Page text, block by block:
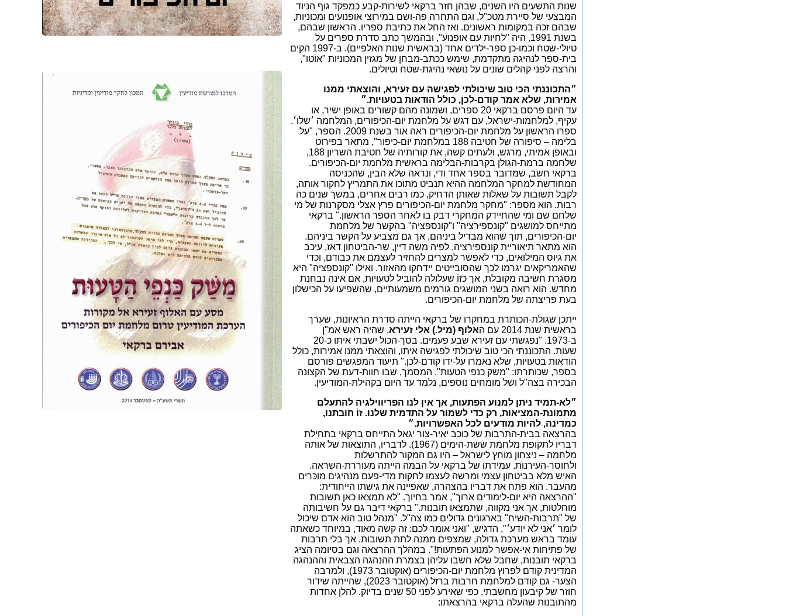
שנות התשעים היו השנים, שבהן חזר ברקאי לשירות-קבע כמפקד גוף הניוד
המבצעי של סיירת מטכ"ל, וגם התחרה פה-ושם במירוצי אופנועים ומכוניות,
שבהם זכה במקומות ראשונים. ואז החל את כתיבת ספריו. הראשון שבהם,
בשנת 1991, היה "לחיות עם אופנוע", ובהמשך כתב סדרת ספרים על
טיולי-שטח וכמו-כן ספר-ילדים אחד (בראשית שנות האלפיים). ב-1997 הקים
בית-ספר לנהיגה מתקדמת, שימש ככתב-מבחן של מגזין המכוניות "אוטו",
והרצה לפני קהלים שונים על נושאי נהיגת-שטח וטיולים.
״התכוננתי הכי טוב שיכולתי לפגישה עם זעירא, והוצאתי ממנו
אמירות, שלא אמר קודם-לכן, כולל הודאות בטעויות.״
עד היום פרסם ברקאי 20 ספרים, ושמונה מהם קשורים באופן ישיר, או
עקיף, למלחמות-ישראל, עם דגש על מלחמת יום-הכיפורים, המלחמה ׳שלו׳.
ספרו הראשון על מלחמת יום-הכיפורים ראה אור בשנת 2009. הספר, "על
בלימה – סיפורה של חטיבה 188 במלחמת יום-כיפור", מתאר בפירוט
ובאופן אמיתי, מרגש, ולעתים קשה, את קורותיה של חטיבת השריון 188,
שלחמה ברמת-הגולן בקרבות-הבלימה בראשית מלחמת יום-הכיפורים.
ברקאי חשב, שמדובר בספר אחד ודי, ונראה שלא הבין, שהכניסה
המחודשת למחקר המלחמה ההיא תנביט מתוכו את התמריץ לחקור אותה,
לקבל תשובות על שאלות שאותן הדחיק, כמו רבים אחרים, במשך שנים כה
רבות. הוא מספר: "מחקר מלחמת יום-הכיפורים פרץ אצלי מסקרנות של מי
שלחם שם ומי שהחיידק המחקרי דבק בו לאחר הספר הראשון." ברקאי
מתייחס למושגים "קונספירציה" ו"קונספציה" בהקשר של מלחמת
יום-הכיפורים, תוך שהוא מבדיל ביניהם, אך גם מצביע על הקשר ביניהם.
הוא מתאר תיאוריית קונספירציה, לפיה משה דיין, שר-הביטחון דאז, עיכב
את גיוס המילואים, כדי לאפשר למצרים להחזיר לעצמם את כבודם, וכדי
שהאמריקאים יגרמו לכך שהסובייטים יידחקו מהאזור. ואילו "קונספציה" היא
מסגרת חשיבה מקובלת, אך כזוֹ שעלולה להוביל לטעויות, אם אינה נבחנת
מחדש. הוא רואה בשני המושגים גורמים משמעותיים, שהשפיעו על הכישלון
בעת פריצתה של מלחמת יום-הכיפורים.
ייתכן שגולת-הכותרת במחקרו של ברקאי הייתה סדרת הראיונות, שערך
בראשית שנת 2014 עם ה
אלוף (מיל.) אלי זעירא, שהיה ראש אמ"ן
ב-1973. "נפגשתי עם זעירא שבע פעמים. בסך-הכול ישבתי איתו כ-20
שעות. התכוננתי הכי טוב שיכולתי לפגישה איתו, והוצאתי ממנו אמירות, כולל
הודאות בטעויות, שלא נאמרו על-ידו קודם-לכן." תיעוד המפגשים פורסם
בספר, שכותרתו: "משק כנפי הטעות". המסמך, שבו חוות-דעת של הקצונה
הבכירה בצה"ל ושל מומחים נוספים, נלמד עד היום בקהילת-המודיעין.
״לא-תמיד ניתן למנוע הפתעות, אך אין לנו הפריווילגיה להתעלם
מתמונת-המציאות, רק כדי לשמור על התדמית שלנו. זוֹ חובתנו,
כמדינה, להיות מודעים לכל האפשרויות.״
בהרצאה בבית-התרבות של כוכב יאיר-צור יגאל התייחס ברקאי בתחילת
דבריו לתקופת מלחמת ששת-הימים (1967). לדבריו, התוצאות של אותה
מלחמה – ניצחון מוחץ לישראל – היו גם המקור להתרשלות
ולחוסר-העירנות. עמידתו של ברקאי על הבמה הייתה מעוררת-השראה.
האיש מלא בביטחון עצמי ומרשה לעצמו לחקות מדי-פעם מנהיגים מוכּרים
מהעבר. הוא פתח את דבריו בהצהרה, שאפיינה את גישתו הייחודית:
"ההרצאה היא יום-לימודים ארוך", אמר בחיוך. "לא תמצאו כאן תשובות
מוחלטות, אך אני מקווה, שתמצאו תובנות." ברקאי דיבר גם על חשיבותה
של "תרבות-השיח" בארגונים גדולים כמו צה"ל. "מנהל טוב הוא אדם שיכול
לומר ׳אני לא יודע׳", הדגיש, "ואני אומר לכם: זה קשה מאוד, במיוחד כשאתה
עומד בראש מערכת גדולה, שמצפים ממנה לתת תשובות. אך בלי תרבות
של פתיחות אי-אפשר למנוע הפתעות!". במהלך ההרצאה וגם בסיומה הציג
ברקאי תובנות, שחבל שלא חשבו עליהן בצמרת ההנהגה הצבאית וההנהגה
המדינית קודם לפרוץ מלחמת יום-הכיפורים (אוקטובר 1973), ולמרבה
הצער- גם קודם למלחמת חרבות ברזל (אוקטובר 2023), שהייתה שידור
חוזר של קיבעון מחשבתי, כפי שאירע לפני 50 שנים בדיוק. להלן אחדות
מהתובנות שהעלה ברקאי בהרצאתו: